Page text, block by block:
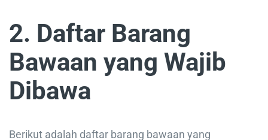
2. Daftar Barang
Bawaan yang Wajib
Dibawa
Berikut adalah daftar barang bawaan yang